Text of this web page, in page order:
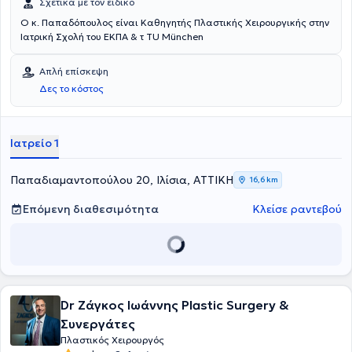
Ο κ. Παπαδόπουλος είναι Καθηγητής Πλαστικής Χειρουργικής στην
Ιατρική Σχολή του ΕΚΠΑ & τ TU Μünchen
Απλή επίσκεψη
Δες το κόστος
Ιατρείο 1
Παπαδιαμαντοπούλου 20, Ιλίσια, ΑΤΤΙΚΗ 16,6 km
Επόμενη διαθεσιμότητα Κλείσε ραντεβού
Dr Ζάγκος Ιωάννης Plastic Surgery &
Συνεργάτες
Πλαστικός Χειρουργός